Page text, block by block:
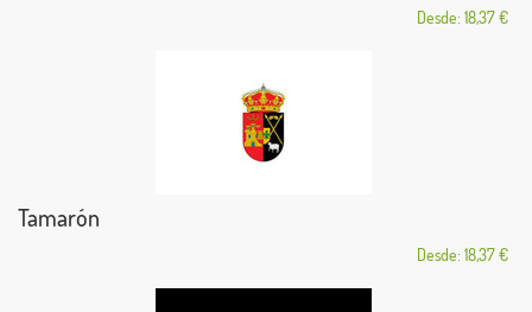
Desde: 18,37 €
Tamarón
Desde: 18,37 €